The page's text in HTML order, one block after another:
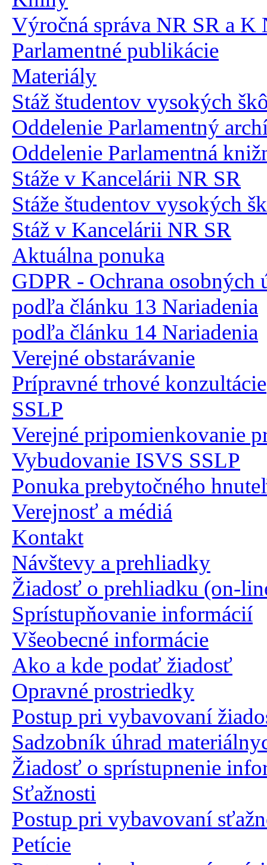
Výročná správa NR SR a K
Parlamentné publikácie
Materiály
Stáž študentov vysokých
Oddelenie Parlamentný
Oddelenie Parlamentná
Stáže v Kancelárii NR SR
Stáže študentov vysokých
Stáž v Kancelárii NR SR
Aktuálna ponuka
GDPR - Ochrana
podľa článku 13 Nariadenia
podľa článku 14 Nariadenia
Verejné obstarávanie
Prípravné trhové konzultácie
SSLP
Verejné pripomienkovanie
Vybudovanie ISVS SSLP
Ponuka prebytočného
Verejnosť a médiá
Kontakt
Návštevy a prehliadky
Žiadosť o prehliadku (on-
Sprístupňovanie informácií
Všeobecné informácie
Ako a kde podať žiadosť
Opravné prostriedky
Postup pri vybavovaní
Sadzobník úhrad
Žiadosť o sprístupnenie
Sťažnosti
Postup pri vybavovaní
Petície